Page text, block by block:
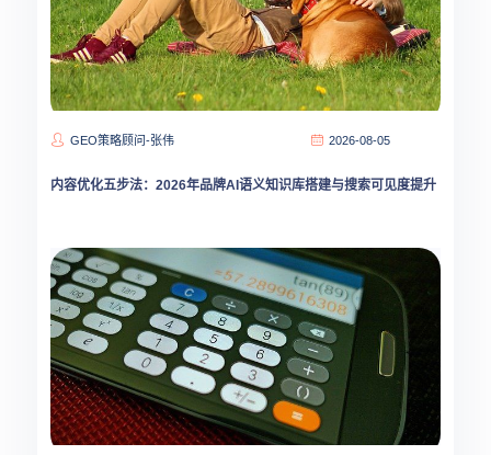
GEO策略顾问-张伟 2026-08-05
内容优化五步法：2026年品牌AI语义知识库搭建与搜索可见度提升